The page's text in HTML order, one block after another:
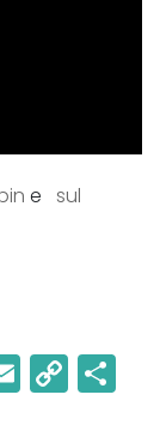
e sul
E
m
C
o